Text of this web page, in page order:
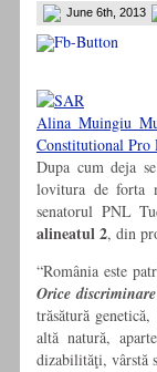
June 6th, 2013
Dupa cum deja
lovitura de forta
senatorul PNL
alineatul 2, din
“România este
Orice discriminare
trăsătură
altă natură,
dizabilităţi, vârstă